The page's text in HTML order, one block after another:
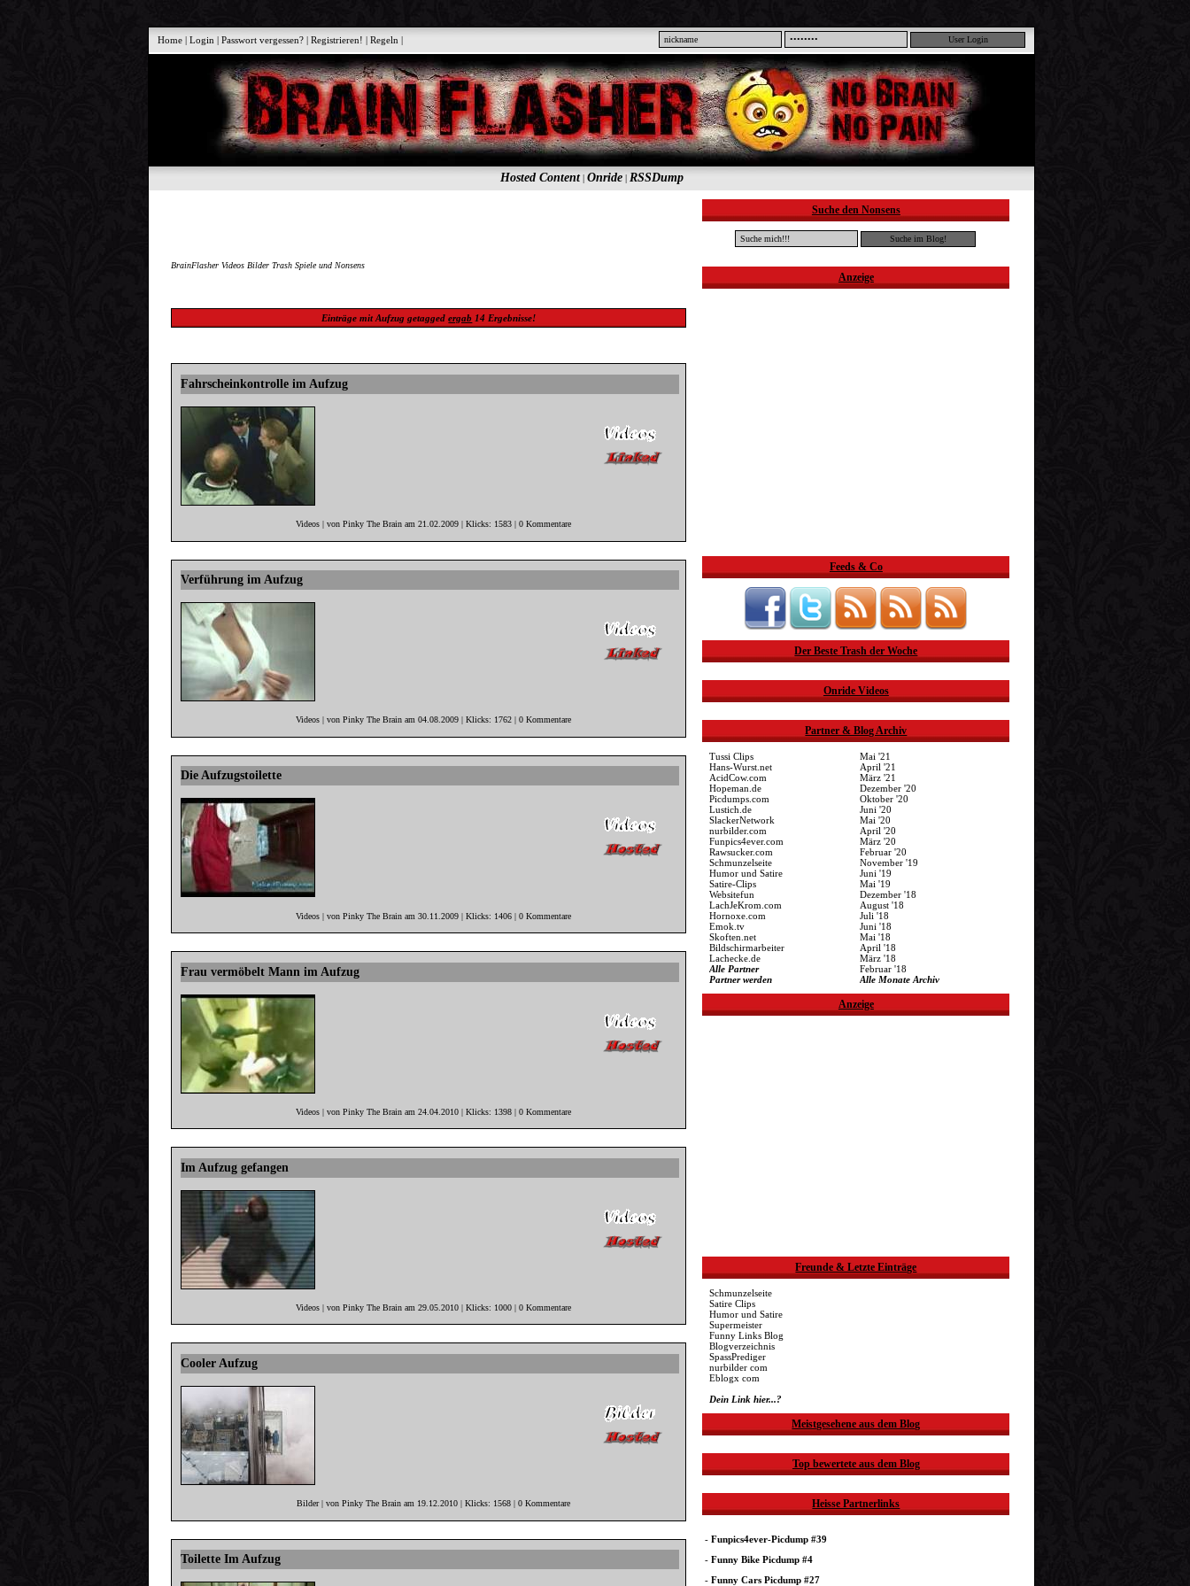
Home |Login |Passwort vergessen? |Registrieren! |Regeln |
Hosted Content| Onride| RSSDump
BrainFlasher Videos Bilder Trash Spiele und Nonsens
Einträge mitAufzug getaggedergab 14 Ergebnisse!
Fahrscheinkontrolle im Aufzug
Videos | von Pinky The Brain am 21.02.2009 | Klicks: 1583 | 0 Kommentare
Verführung im Aufzug
Videos | von Pinky The Brain am 04.08.2009 | Klicks: 1762 | 0 Kommentare
Die Aufzugstoilette
Videos | von Pinky The Brain am 30.11.2009 | Klicks: 1406 | 0 Kommentare
Frau vermöbelt Mann im Aufzug
Videos | von Pinky The Brain am 24.04.2010 | Klicks: 1398 | 0 Kommentare
Im Aufzug gefangen
Videos | von Pinky The Brain am 29.05.2010 | Klicks: 1000 | 0 Kommentare
Cooler Aufzug
Bilder | von Pinky The Brain am 19.12.2010 | Klicks: 1568 | 0 Kommentare
Toilette Im Aufzug
Suche den Nonsens
Anzeige
Feeds & Co
Der Beste Trash der Woche
Onride Videos
Partner & Blog Archiv
Tussi Clips
Hans-Wurst.net
AcidCow.com
Hopeman.de
Picdumps.com
Lustich.de
SlackerNetwork
nurbilder.com
Funpics4ever.com
Rawsucker.com
Schmunzelseite
Humor und Satire
Satire-Clips
Websitefun
LachJeKrom.com
Hornoxe.com
Emok.tv
Skoften.net
Bildschirmarbeiter
Lachecke.de
Alle Partner
Partner werden
Mai '21
April '21
März '21
Dezember '20
Oktober '20
Juni '20
Mai '20
April '20
März '20
Februar '20
November '19
Juni '19
Mai '19
Dezember '18
August '18
Juli '18
Juni '18
Mai '18
April '18
März '18
Februar '18
Alle Monate Archiv
Anzeige
Freunde & Letzte Einträge
Schmunzelseite
Satire Clips
Humor und Satire
Supermeister
Funny Links Blog
Blogverzeichnis
SpassPrediger
nurbilder com
Eblogx com
Dein Link hier...?
Meistgesehene aus dem Blog
Top bewertete aus dem Blog
Heisse Partnerlinks
-Funpics4ever-Picdump #39
-Funny Bike Picdump #4
-Funny Cars Picdump #27